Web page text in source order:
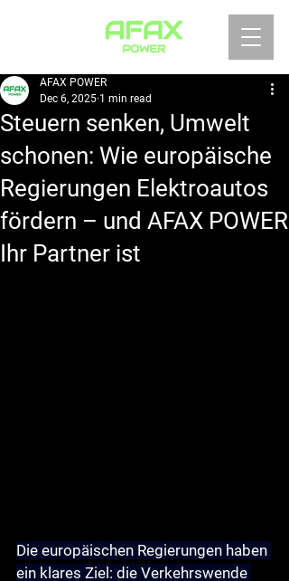
Steuern senken, Umwelt
schonen: Wie europäische
Regierungen Elektroautos
fördern – und AFAX POWER
Ihr Partner ist
AFAX POWER
Dec 6, 2025 1 min read
Die europäischen Regierungen haben
ein klares Ziel: die Verkehrswende